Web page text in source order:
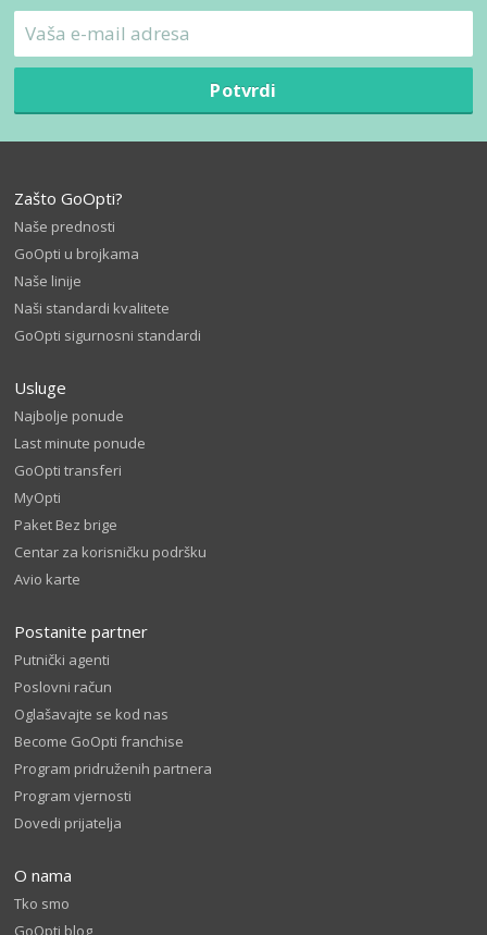
Potvrdi
Zašto GoOpti?
Naše prednosti
GoOpti u brojkama
Naše linije
Naši standardi kvalitete
GoOpti sigurnosni standardi
Usluge
Najbolje ponude
Last minute ponude
GoOpti transferi
MyOpti
Paket Bez brige
Centar za korisničku podršku
Avio karte
Postanite partner
Putnički agenti
Poslovni račun
Oglašavajte se kod nas
Become GoOpti franchise
Program pridruženih partnera
Program vjernosti
Dovedi prijatelja
O nama
Tko smo
GoOpti blog